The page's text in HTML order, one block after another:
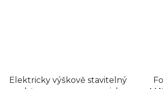
Elektricky výškově stavitelný